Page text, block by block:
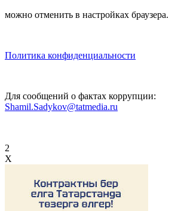
можно отменить в настройках браузера.
Политика конфиденциальности
Для сообщений о фактах коррупции:
Shamil.Sadykov@tatmedia.ru
2
X